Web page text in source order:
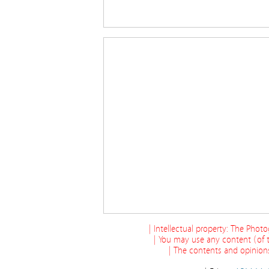
| Intellectual property: The
| You may use any content
| The contents and